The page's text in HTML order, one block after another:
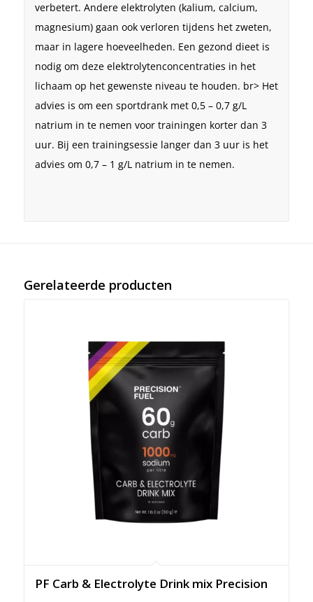
verbetert. Andere elektrolyten (kalium, calcium,
magnesium) gaan ook verloren tijdens het zweten,
maar in lagere hoeveelheden. Een gezond dieet is
nodig om deze elektrolytenconcentraties in het
lichaam op het gewenste niveau te houden. br> Het
advies is om een sportdrank met 0,5 – 0,7 g/L
natrium in te nemen voor trainingen korter dan 3
uur. Bij een trainingsessie langer dan 3 uur is het
advies om 0,7 – 1 g/L natrium in te nemen.
Gerelateerde producten
PF Carb & Electrolyte Drink mix Precision